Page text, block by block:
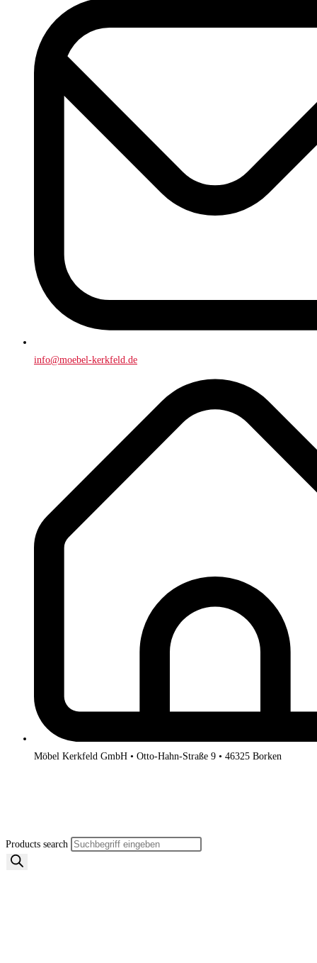
info@moebel-kerkfeld.de
Möbel Kerkfeld GmbH • Otto-Hahn-Straße 9 • 46325 Borken
Products search